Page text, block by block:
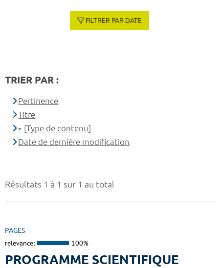
Résultats 1 à 1 sur 1 au total
PAGES
relevance: 100%
PROGRAMME SCIENTIFIQUE
FILTRER PAR DATE
TRIER PAR :
Pertinence
Titre
[Type de contenu]
Date de dernière modification